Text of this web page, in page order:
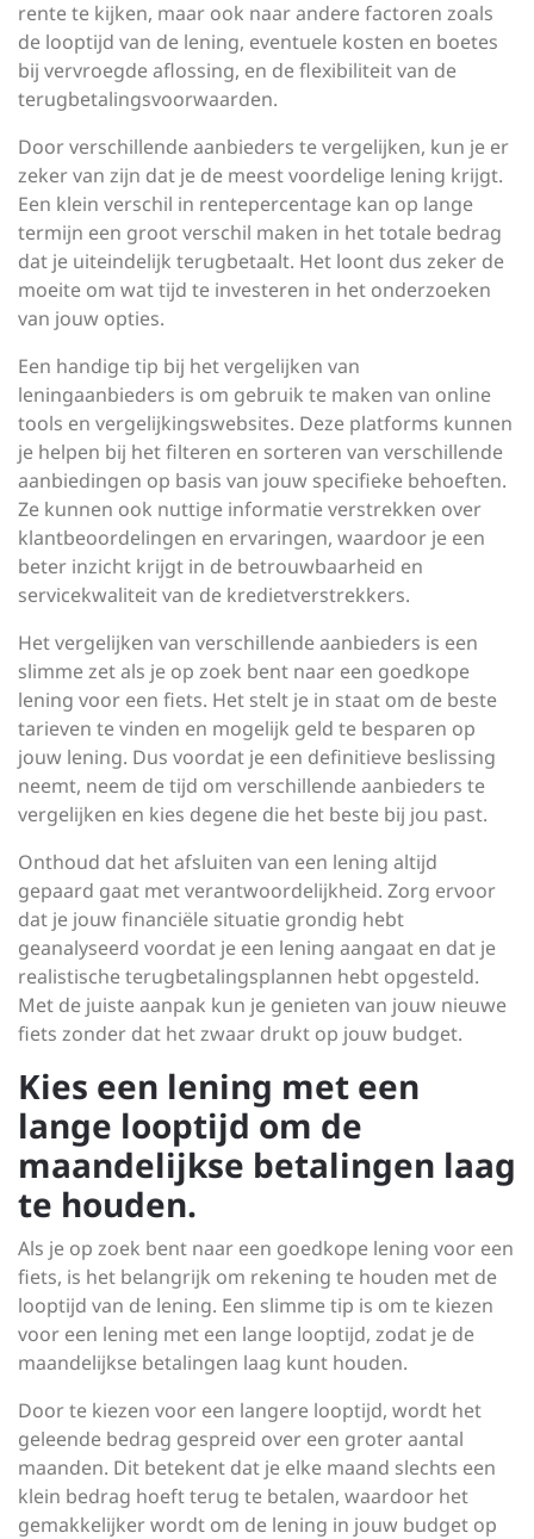
rente te kijken, maar ook naar andere factoren zoals
de looptijd van de lening, eventuele kosten en boetes
bij vervroegde aflossing, en de flexibiliteit van de
terugbetalingsvoorwaarden.
Door verschillende aanbieders te vergelijken, kun je er
zeker van zijn dat je de meest voordelige lening krijgt.
Een klein verschil in rentepercentage kan op lange
termijn een groot verschil maken in het totale bedrag
dat je uiteindelijk terugbetaalt. Het loont dus zeker de
moeite om wat tijd te investeren in het onderzoeken
van jouw opties.
Een handige tip bij het vergelijken van
leningaanbieders is om gebruik te maken van online
tools en vergelijkingswebsites. Deze platforms kunnen
je helpen bij het filteren en sorteren van verschillende
aanbiedingen op basis van jouw specifieke behoeften.
Ze kunnen ook nuttige informatie verstrekken over
klantbeoordelingen en ervaringen, waardoor je een
beter inzicht krijgt in de betrouwbaarheid en
servicekwaliteit van de kredietverstrekkers.
Het vergelijken van verschillende aanbieders is een
slimme zet als je op zoek bent naar een goedkope
lening voor een fiets. Het stelt je in staat om de beste
tarieven te vinden en mogelijk geld te besparen op
jouw lening. Dus voordat je een definitieve beslissing
neemt, neem de tijd om verschillende aanbieders te
vergelijken en kies degene die het beste bij jou past.
Onthoud dat het afsluiten van een lening altijd
gepaard gaat met verantwoordelijkheid. Zorg ervoor
dat je jouw financiële situatie grondig hebt
geanalyseerd voordat je een lening aangaat en dat je
realistische terugbetalingsplannen hebt opgesteld.
Met de juiste aanpak kun je genieten van jouw nieuwe
fiets zonder dat het zwaar drukt op jouw budget.
Kies een lening met een
lange looptijd om de
maandelijkse betalingen laag
te houden.
Als je op zoek bent naar een goedkope lening voor een
fiets, is het belangrijk om rekening te houden met de
looptijd van de lening. Een slimme tip is om te kiezen
voor een lening met een lange looptijd, zodat je de
maandelijkse betalingen laag kunt houden.
Door te kiezen voor een langere looptijd, wordt het
geleende bedrag gespreid over een groter aantal
maanden. Dit betekent dat je elke maand slechts een
klein bedrag hoeft terug te betalen, waardoor het
gemakkelijker wordt om de lening in jouw budget op